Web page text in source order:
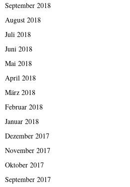
September 2018
August 2018
Juli 2018
Juni 2018
Mai 2018
April 2018
März 2018
Februar 2018
Januar 2018
Dezember 2017
November 2017
Oktober 2017
September 2017